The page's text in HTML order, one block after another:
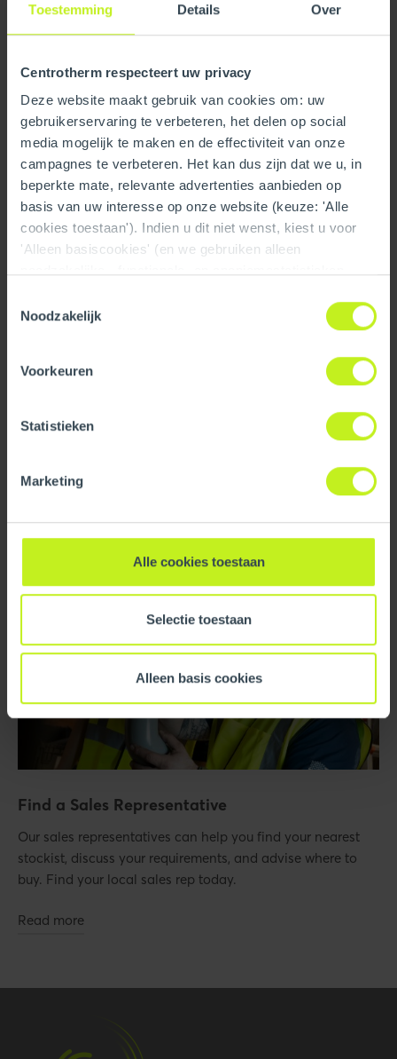
Toestemming Details Over
Centrotherm respecteert uw privacy
Deze website maakt gebruik van cookies om: uw
gebruikerservaring te verbeteren, het delen op social
media mogelijk te maken en de effectiviteit van onze
campagnes te verbeteren. Het kan dus zijn dat we u, in
beperkte mate, relevante advertenties aanbieden op
basis van uw interesse op onze website (keuze: 'Alle
cookies toestaan'). Indien u dit niet wenst, kiest u voor
'Alleen basiscookies' (en we gebruiken alleen
De 'Details tonen' knop geeft per categorie een korte
uitleg. Op onze privacy statementpagina vindt u nadere
informatie. Op deze pagina kunt u tevens uw keuze
ongedaan maken.
Noodzakelijk
Voorkeuren
Statistieken
Marketing
Alle cookies toestaan
Selectie toestaan
Alleen basis cookies
Read more
Have Questions About These Products?
about our products, ordering, delivery, and more. You may
find the information you need right away.
Read more
Find a Sales Representative
Our sales representatives can help you find your nearest
stockist, discuss your requirements, and advise where to
buy. Find your local sales rep today.
Read more